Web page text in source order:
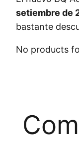
setiembre de
bastante
No products